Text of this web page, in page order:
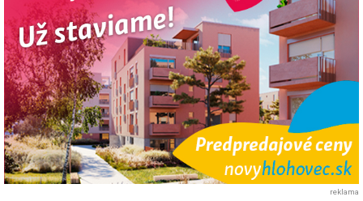
reklama